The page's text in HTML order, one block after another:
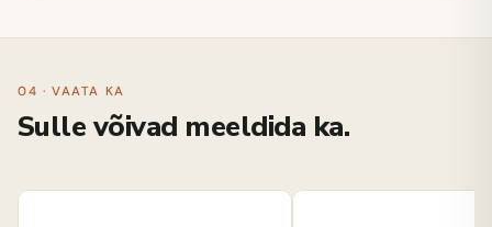
04 · VAATA KA
Sulle võivad meeldida ka.